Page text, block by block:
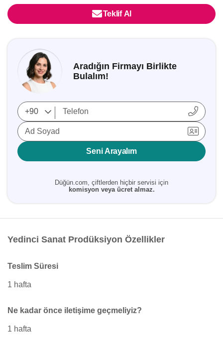
Teklif Al
Aradığın Firmayı Birlikte
Bulalım!
Ad Soyad
Seni Arayalım
Düğün.com, çiftlerden hiçbir servisi için
komisyon veya ücret almaz.
Yedinci Sanat Prodüksiyon Özellikler
Teslim Süresi
1 hafta
Ne kadar önce iletişime geçmeliyiz?
1 hafta